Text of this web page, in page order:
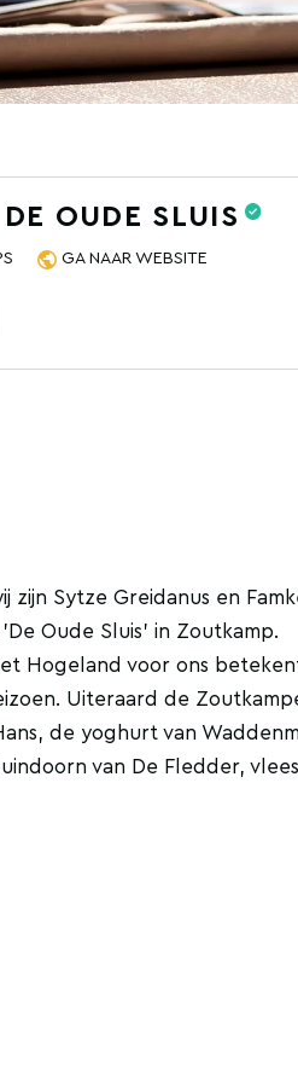
OUDE SLUIS
GA NAAR WEBSITE
zijn Sytze Greidanus en
Oude Sluis' in Zoutkamp.
Hogeland voor ons
Uiteraard de
de yoghurt van
van De Fledder,